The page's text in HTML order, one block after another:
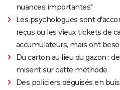
nuances importantes"
Les psychologues sont
reçus ou les vieux tickets de
accumulateurs, mais ont
Du carton au lieu du gazon :
misent sur cette méthode
Des policiers déguisés en